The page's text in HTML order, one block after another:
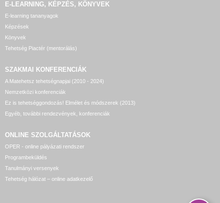
E-LEARNING, KÉPZÉS, KÖNYVEK
E-learning tananyagok
Képzések
Könyvek
Tehetség Piactér (mentorálás)
SZAKMAI KONFERENCIÁK
A Matehetsz tehetségnapjai (2010 - 2024)
Nemzetközi konferenciák
Ez is tehetséggondozás! Elmélet és módszerek (2013)
Egyéb, további rendezvények, konferenciák
ONLINE SZOLGÁLTATÁSOK
OPER - online pályázati rendszer
Programbeküldés
Tanulmányi versenyek
Tehetség hálózat – online adatkezelő